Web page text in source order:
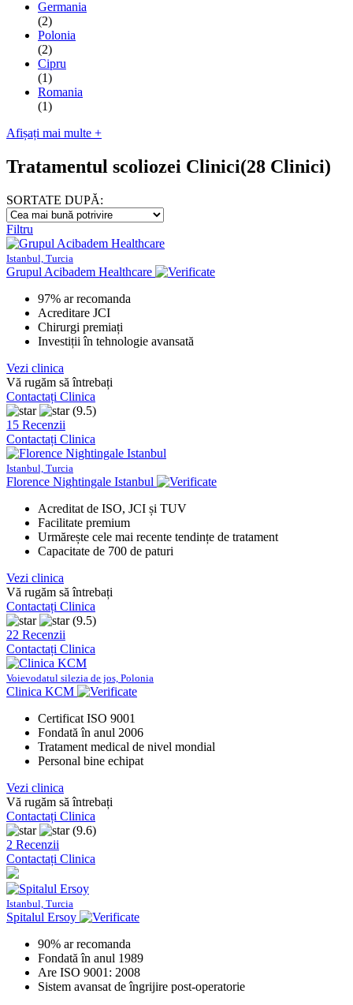
Germania
(2)
Polonia
(2)
Cipru
(1)
Romania
(1)
Afișați mai multe +
Tratamentul scoliozei Clinici(28 Clinici)
SORTATE DUPĂ:
Filtru
Istanbul, Turcia
Grupul Acibadem Healthcare
97% ar recomanda
Acreditare JCI
Chirurgi premiați
Investiții în tehnologie avansată
Vezi clinica
Vă rugăm să întrebați
Contactați Clinica
(9.5)
15 Recenzii
Contactați Clinica
Istanbul, Turcia
Florence Nightingale Istanbul
Acreditat de ISO, JCI și TUV
Facilitate premium
Urmărește cele mai recente tendințe de tratament
Capacitate de 700 de paturi
Vezi clinica
Vă rugăm să întrebați
Contactați Clinica
(9.5)
22 Recenzii
Contactați Clinica
Voievodatul silezia de jos, Polonia
Clinica KCM
Certificat ISO 9001
Fondată în anul 2006
Tratament medical de nivel mondial
Personal bine echipat
Vezi clinica
Vă rugăm să întrebați
Contactați Clinica
(9.6)
2 Recenzii
Contactați Clinica
Istanbul, Turcia
Spitalul Ersoy
90% ar recomanda
Fondată în anul 1989
Are ISO 9001: 2008
Sistem avansat de îngrijire post-operatorie